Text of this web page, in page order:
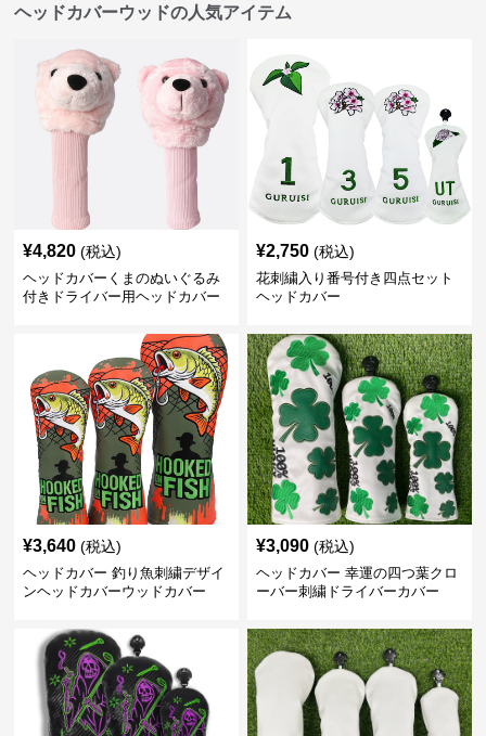
ヘッドカバーウッドの人気アイテム
¥4,820 (税込)
ヘッドカバーくまのぬいぐるみ
付きドライバー用ヘッドカバー
¥2,750 (税込)
花刺繍入り番号付き四点セット
ヘッドカバー
¥3,640 (税込)
ヘッドカバー 釣り魚刺繍デザイ
ンヘッドカバーウッドカバー
¥3,090 (税込)
ヘッドカバー 幸運の四つ葉クロ
ーバー刺繍ドライバーカバー